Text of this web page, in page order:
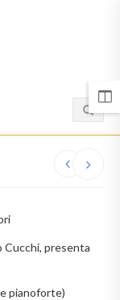
Cucchi, presenta
pianoforte)